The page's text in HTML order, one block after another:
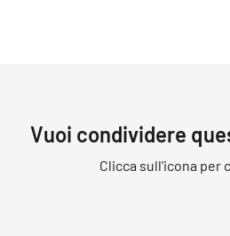
Vuoi condividere
Clicca sull'icona per